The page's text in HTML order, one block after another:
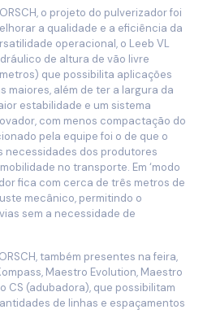
o projeto do pulverizador foi
a qualidade e a eficiência da
operacional, o Leeb VL
de altura de vão livre
que possibilita aplicações
maiores, além de ter a largura da
estabilidade e um sistema
com menos compactação do
pela equipe foi o de que o
necessidades dos produtores
no transporte. Em ‘modo
fica com cerca de três metros de
mecânico, permitindo o
sem a necessidade de
também presentes na feira,
Maestro Evolution, Maestro
CS (adubadora), que possibilitam
de linhas e espaçamentos